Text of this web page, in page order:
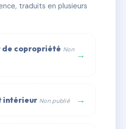
Digital
traduits en plusieurs
de copropriété Non →
intérieur Non publié →